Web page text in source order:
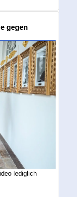
gegen
lediglich